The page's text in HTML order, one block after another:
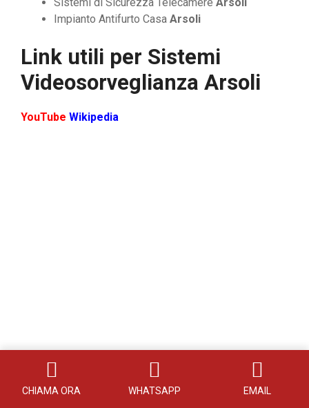
Impianto Antifurto Casa Arsoli
Link utili per Sistemi
Videosorveglianza Arsoli
YouTube Wikipedia
CHIAMA ORA WHATSAPP EMAIL